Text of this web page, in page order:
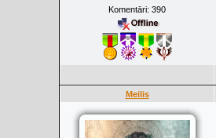
Komentāri: 390
Meilis